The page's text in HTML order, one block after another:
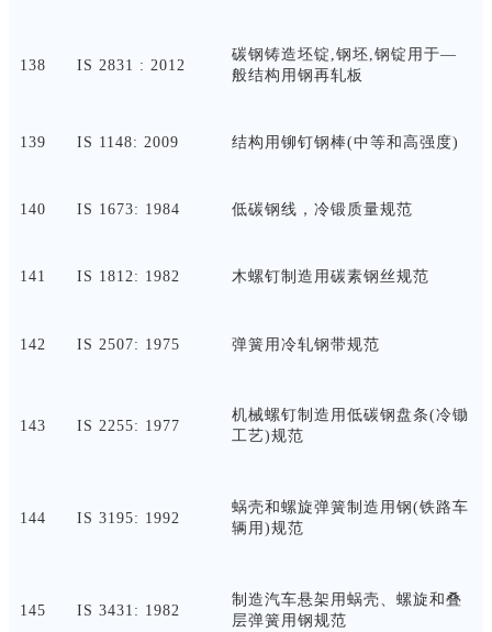
138 IS 2831 : 2012
碳钢铸造坯锭 ,钢坯,钢锭用于―
般结构用钢再轧板
139 IS 1148: 2009 结构用铆钉钢棒(中等和高强度)
140 IS 1673: 1984 低碳钢线，冷锻质量规范
141 IS 1812: 1982 木螺钉制造用碳素钢丝规范
142 IS 2507: 1975 弹簧用冷轧钢带规范
143 IS 2255: 1977
机械螺钉制造用低碳钢盘条(冷锄
工艺)规范
144 IS 3195: 1992
蜗壳和螺旋弹簧制造用钢 (铁路车
辆用)规范
145 IS 3431: 1982
制造汽车悬架用蜗壳、螺旋和叠
层弹簧用钢规范